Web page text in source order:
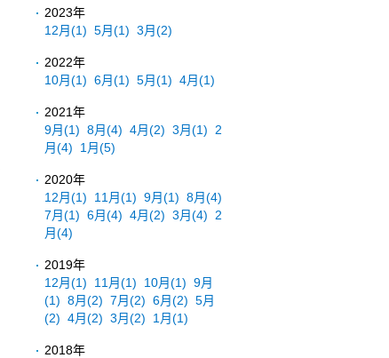
2023年
12月(1) 5月(1) 3月(2)
2022年
10月(1) 6月(1) 5月(1) 4月(1)
2021年
9月(1) 8月(4) 4月(2) 3月(1)
2
月(4) 1月(5)
2020年
12月(1) 11月(1) 9月(1) 8月(4)
7月(1) 6月(4) 4月(2) 3月(4)
2
月(4)
2019年
12月(1) 11月(1) 10月(1) 9月
(1) 8月(2) 7月(2) 6月(2) 5月
(2) 4月(2) 3月(2) 1月(1)
2018年